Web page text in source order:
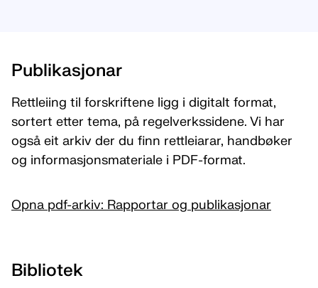
Publikasjonar
Rettleiing til forskriftene ligg i digitalt format,
sortert etter tema, på regelverkssidene. Vi har
også eit arkiv der du finn rettleiarar, handbøker
og informasjonsmateriale i PDF-format.
Opna pdf-arkiv: Rapportar og publikasjonar
Bibliotek